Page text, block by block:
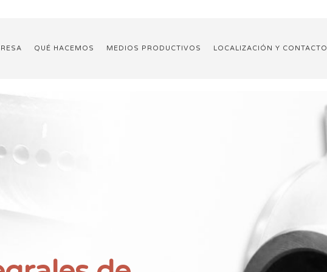
QUÉ HACEMOS MEDIOS PRODUCTIVOS LOCALIZACIÓN Y CONTACTO
n el
esde